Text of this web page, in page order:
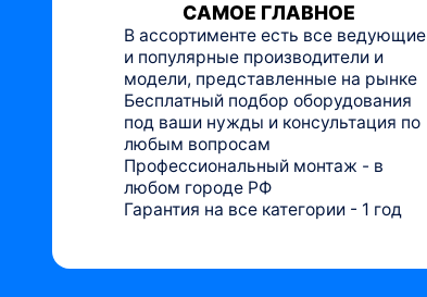
САМОЕ ГЛАВНОЕ
В ассортименте есть все ведующие
и популярные производители и
модели, представленные на рынке
Бесплатный подбор оборудования
под ваши нужды и консультация по
любым вопросам
Профессиональный монтаж - в
любом городе РФ
Гарантия на все категории - 1 год